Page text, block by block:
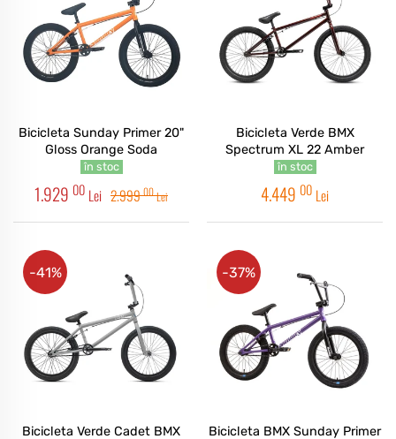
Bicicleta Sunday Primer 20"
Gloss Orange Soda
în stoc
1.929 00 Lei 2.99900Lei
Bicicleta Verde BMX
Spectrum XL 22 Amber
în stoc
4.449 00 Lei
Bicicleta Verde Cadet BMX
-41%
Bicicleta BMX Sunday Primer
-37%